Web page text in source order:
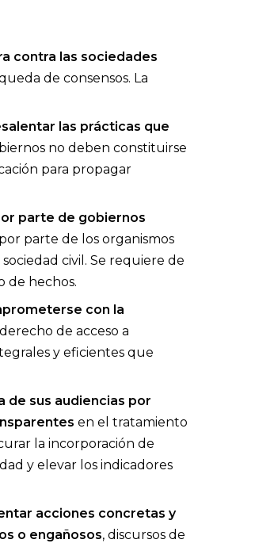
contra las sociedades
de consensos. La
las prácticas que
no deben constituirse
para propagar
parte de gobiernos
por parte de los organismos
civil. Se requiere de
de hechos.
con la
de acceso a
y eficientes que
de sus audiencias por
en el tratamiento
la incorporación de
y elevar los indicadores
acciones concretas y
o engañosos, discursos de